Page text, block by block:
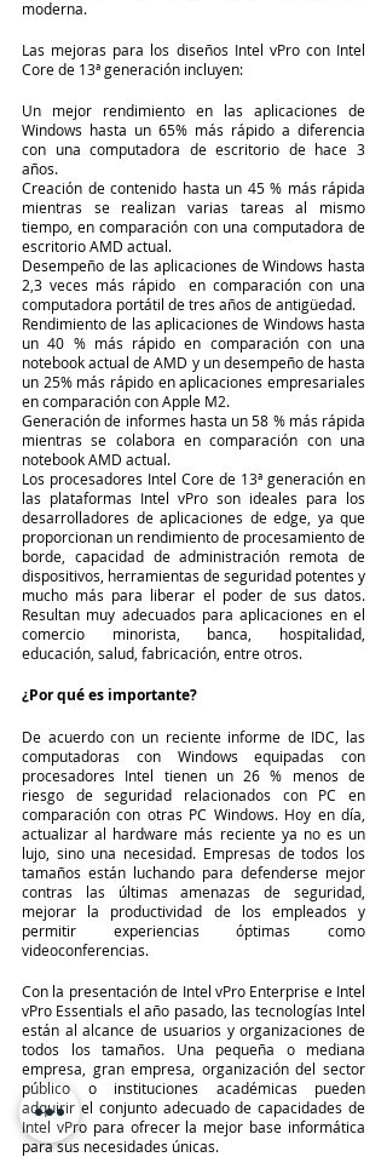
moderna.
Las mejoras para los diseños Intel vPro con Intel
Core de 13ª generación incluyen:
Un mejor rendimiento en las aplicaciones de
Windows hasta un 65% más rápido a diferencia
con una computadora de escritorio de hace 3
años.
Creación de contenido hasta un 45 % más rápida
mientras se realizan varias tareas al mismo
tiempo, en comparación con una computadora de
escritorio AMD actual.
Desempeño de las aplicaciones de Windows hasta
2,3 veces más rápido  en comparación con una
computadora portátil de tres años de antigüedad.
Rendimiento de las aplicaciones de Windows hasta
un 40 % más rápido en comparación con una
notebook actual de AMD y un desempeño de hasta
un 25% más rápido en aplicaciones empresariales
en comparación con Apple M2.
Generación de informes hasta un 58 % más rápida
mientras se colabora en comparación con una
notebook AMD actual.
Los procesadores Intel Core de 13ª generación en
las plataformas Intel vPro son ideales para los
desarrolladores de aplicaciones de edge, ya que
proporcionan un rendimiento de procesamiento de
borde, capacidad de administración remota de
dispositivos, herramientas de seguridad potentes y
mucho más para liberar el poder de sus datos.
Resultan muy adecuados para aplicaciones en el
comercio minorista, banca, hospitalidad,
educación, salud, fabricación, entre otros.
¿Por qué es importante?
De acuerdo con un reciente informe de IDC, las
computadoras con Windows equipadas con
procesadores Intel tienen un 26 % menos de
riesgo de seguridad relacionados con PC en
comparación con otras PC Windows. Hoy en día,
actualizar al hardware más reciente ya no es un
lujo, sino una necesidad. Empresas de todos los
tamaños están luchando para defenderse mejor
contras las últimas amenazas de seguridad,
mejorar la productividad de los empleados y
permitir experiencias óptimas como
videoconferencias.
Con la presentación de Intel vPro Enterprise e Intel
vPro Essentials el año pasado, las tecnologías Intel
están al alcance de usuarios y organizaciones de
todos los tamaños. Una pequeña o mediana
empresa, gran empresa, organización del sector
público o instituciones académicas pueden
adquirir el conjunto adecuado de capacidades de
Intel vPro para ofrecer la mejor base informática
para sus necesidades únicas.